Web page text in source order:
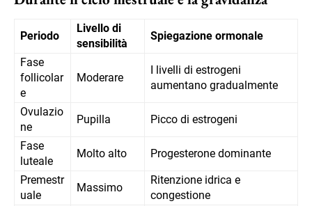
Periodo
Livello di
sensibilità
Spiegazione ormonale
Fase
follicolar
e
Moderare
I livelli di estrogeni
aumentano gradualmente
Ovulazio
ne
Pupilla
Picco di estrogeni
Fase
luteale
Molto alto
Progesterone dominante
Premestr
uale
Massimo
Ritenzione idrica e
congestione